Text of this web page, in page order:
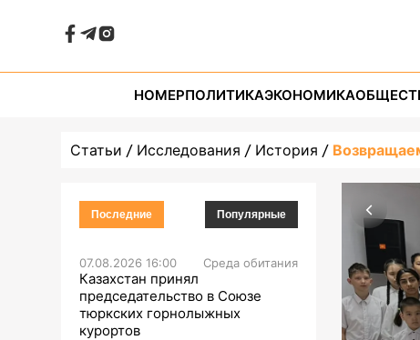
НОМЕРПОЛИТИКАЭКОНОМИКА
Статьи Исследования История
Последние Популярные
07.08.2026 16:00 Среда обитания
Казахстан принял
председательство в Союзе
тюркских горнолыжных
курортов